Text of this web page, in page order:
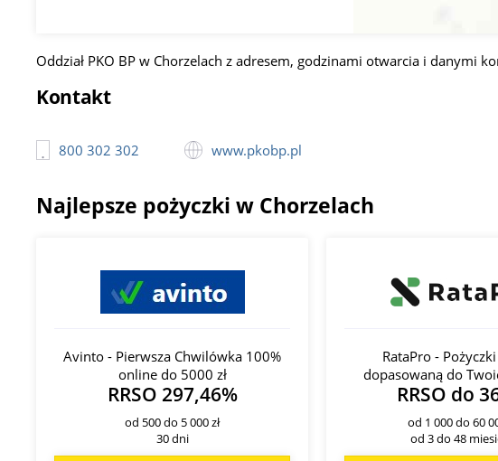
Oddział PKO BP w Chorzelach z adresem, godzinami otwarcia i danymi
Kontakt
800 302 302 www.pkobp.pl
Najlepsze pożyczki w Chorzelach
Avinto - Pierwsza Chwilówka 100%
online do 5000 zł
RRSO 297,46%
od 500 do 5 000 zł
30 dni
RataPro -
dopasowaną do
RRSO do
od 1 000 do 60
od 3 do 48